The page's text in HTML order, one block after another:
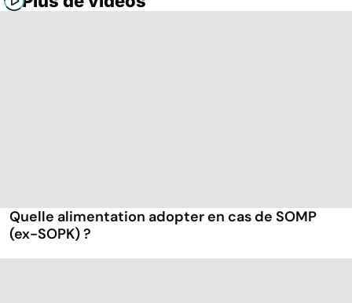
Quelle alimentation adopter en cas de SOMP
(ex-SOPK) ?